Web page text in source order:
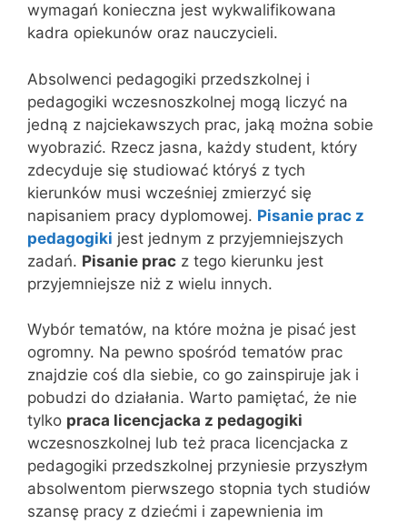
wymagań konieczna jest wykwalifikowana
kadra opiekunów oraz nauczycieli.
Absolwenci pedagogiki przedszkolnej i
pedagogiki wczesnoszkolnej mogą liczyć na
jedną z najciekawszych prac, jaką można sobie
wyobrazić. Rzecz jasna, każdy student, który
zdecyduje się studiować któryś z tych
kierunków musi wcześniej zmierzyć się
napisaniem pracy dyplomowej. Pisanie prac z
pedagogiki jest jednym z przyjemniejszych
zadań. Pisanie prac z tego kierunku jest
przyjemniejsze niż z wielu innych.
Wybór tematów, na które można je pisać jest
ogromny. Na pewno spośród tematów prac
znajdzie coś dla siebie, co go zainspiruje jak i
pobudzi do działania. Warto pamiętać, że nie
tylko praca licencjacka z pedagogiki
wczesnoszkolnej lub też praca licencjacka z
pedagogiki przedszkolnej przyniesie przyszłym
absolwentom pierwszego stopnia tych studiów
szansę pracy z dziećmi i zapewnienia im